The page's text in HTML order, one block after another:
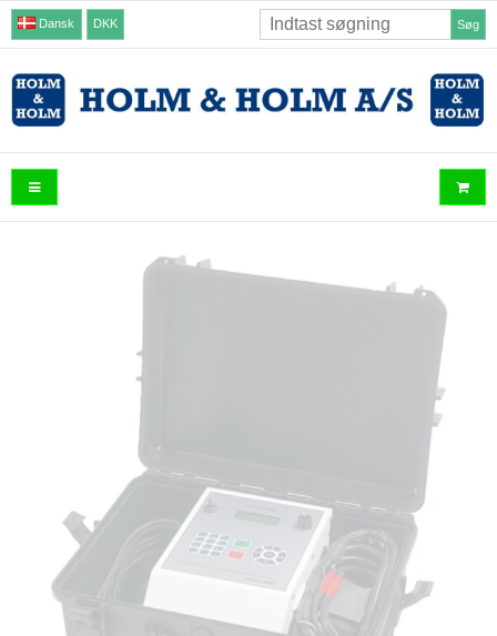
Dansk DKK Søg